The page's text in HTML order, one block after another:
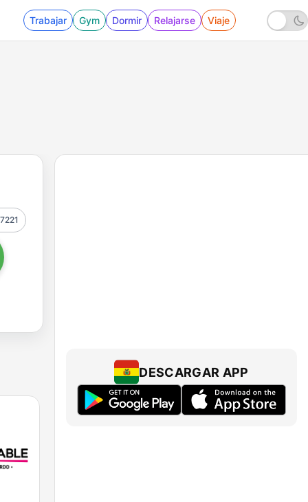
Trabajar Gym Dormir Relajarse Viaje
7221
DESCARGAR APP